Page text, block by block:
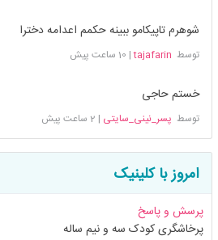
شوهرم تاپیکامو ببینه حکمم اعدامه دخترا
توسط tajafarin
| 10 ساعت پیش
خستم حاجی
توسط پسر_نینی_سایتی | 2 ساعت پیش
امروز با کلینیک
پرسش و پاسخ
پرخاشگری کودک سه و نیم ساله